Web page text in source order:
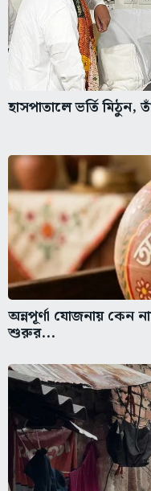
হাসপাতালে ভর্তি মিঠুন,
অন্নপূর্ণা যোজনায় কেন
শুরুর...